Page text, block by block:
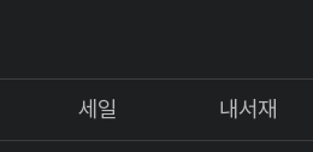
세일 내서재